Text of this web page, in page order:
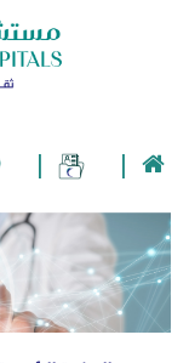
|
|